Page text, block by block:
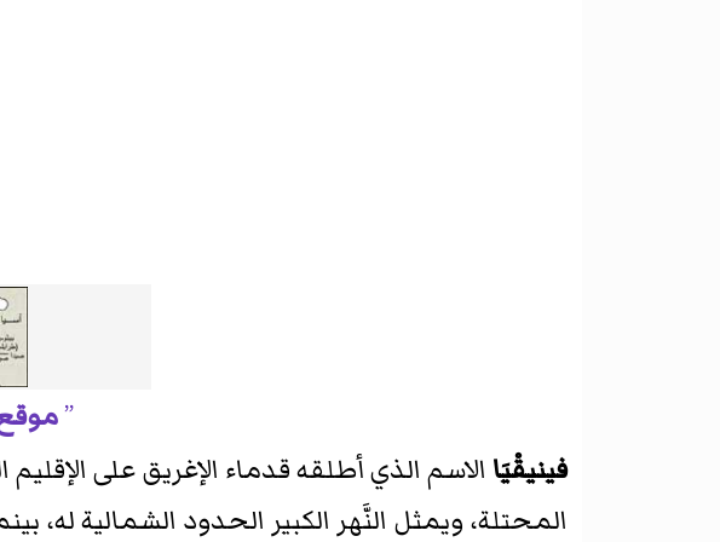
فينيقْيَا الاسم الذي أطلقه قدماء الإغريق على
المحتلة، ويمثل النَّهر الكبير الحدود الشمالية